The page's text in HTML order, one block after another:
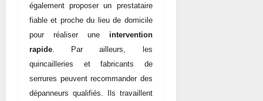
également proposer un prestataire
fiable et proche du lieu de domicile
pour réaliser une intervention
rapide . Par ailleurs, les
quincailleries et fabricants de
serrures peuvent recommander des
dépanneurs qualifiés. Ils travaillent